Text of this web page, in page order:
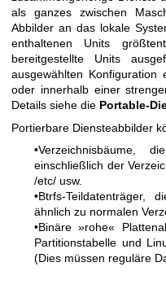
als ganzes zwischen
Abbilder an das lokale
enthaltenen Units
bereitgestellte Units
ausgewählten Konfiguration
oder innerhalb einer
Details siehe die Portable-
Portierbare Diensteabbilder
•Verzeichnisbäume,
einschließlich der
/etc/ usw.
•Btrfs-Teildatenträger,
ähnlich zu normalen
•Binäre »rohe«
Partitionstabelle und
(Dies müssen reguläre